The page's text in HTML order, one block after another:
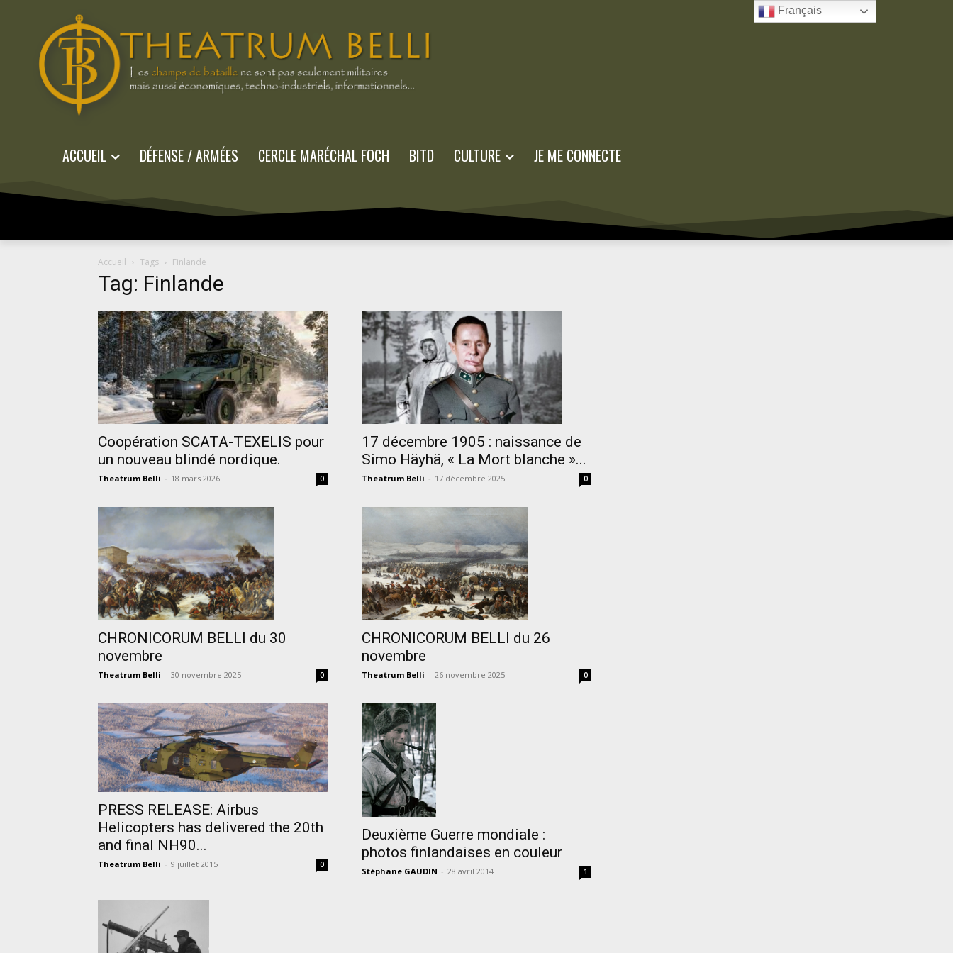
ACCUEIL DÉFENSE / ARMÉES CERCLE MARÉCHAL FOCH BITD CULTURE JE ME CONNECTE
Accueil Tags Finlande
Tag: Finlande
Coopération SCATA-TEXELIS pour
un nouveau blindé nordique.
Theatrum Belli - 18 mars 2026 0
17 décembre 1905 : naissance de
Simo Häyhä, « La Mort blanche »...
Theatrum Belli - 17 décembre 2025 0
CHRONICORUM BELLI du 30
novembre
Theatrum Belli - 30 novembre 2025 0
CHRONICORUM BELLI du 26
novembre
Theatrum Belli - 26 novembre 2025 0
PRESS RELEASE: Airbus
Helicopters has delivered the 20th
and final NH90...
Theatrum Belli - 9 juillet 2015 0
Deuxième Guerre mondiale :
photos finlandaises en couleur
Stéphane GAUDIN - 28 avril 2014 1
Français